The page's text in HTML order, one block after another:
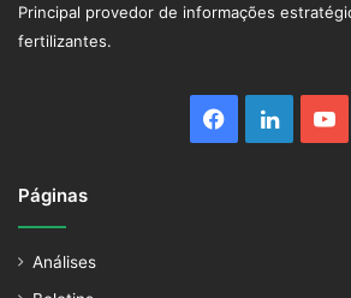
Principal provedor de informações
fertilizantes.
Facebook
Linkedin
Páginas
Análises